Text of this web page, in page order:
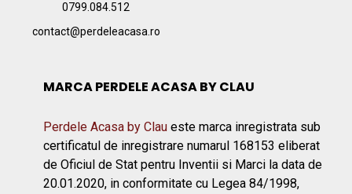
0799.084.512
contact@perdeleacasa.ro
MARCA PERDELE ACASA BY CLAU
Perdele Acasa by Clau este marca inregistrata sub
certificatul de inregistrare numarul 168153 eliberat
de Oficiul de Stat pentru Inventii si Marci la data de
20.01.2020, in conformitate cu Legea 84/1998,